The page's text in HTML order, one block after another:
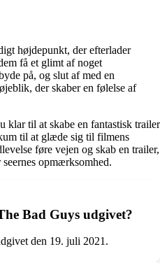
højdepunkt, der efterlader
få et glimt af noget
på, og slut af med en
der skaber en følelse af
klar til at skabe en fantastisk trailer
til at glæde sig til filmens
føre vejen og skab en trailer,
opmærksomhed.
Bad Guys udgivet?
den 19. juli 2021.